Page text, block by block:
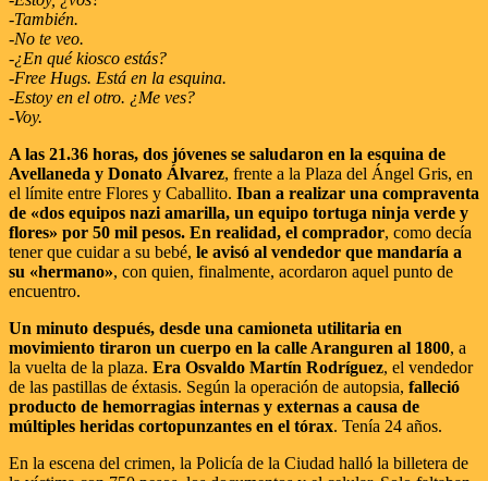
-También.
-No te veo.
-¿En qué kiosco estás?
-Free Hugs. Está en la esquina.
-Estoy en el otro. ¿Me ves?
-Voy.
A las 21.36 horas, dos jóvenes se saludaron en la esquina de
Avellaneda y Donato Álvarez, frente a la Plaza del Ángel Gris, en
el límite entre Flores y Caballito. Iban a realizar una compraventa
de «dos equipos nazi amarilla, un equipo tortuga ninja verde y
flores» por 50 mil pesos. En realidad, el comprador, como decía
tener que cuidar a su bebé, le avisó al vendedor que mandaría a
su «hermano», con quien, finalmente, acordaron aquel punto de
encuentro.
Un minuto después, desde una camioneta utilitaria en
movimiento tiraron un cuerpo en la calle Aranguren al 1800, a
la vuelta de la plaza. Era Osvaldo Martín Rodríguez, el vendedor
de las pastillas de éxtasis. Según la operación de autopsia, falleció
producto de hemorragias internas y externas a causa de
múltiples heridas cortopunzantes en el tórax. Tenía 24 años.
En la escena del crimen, la Policía de la Ciudad halló la billetera de